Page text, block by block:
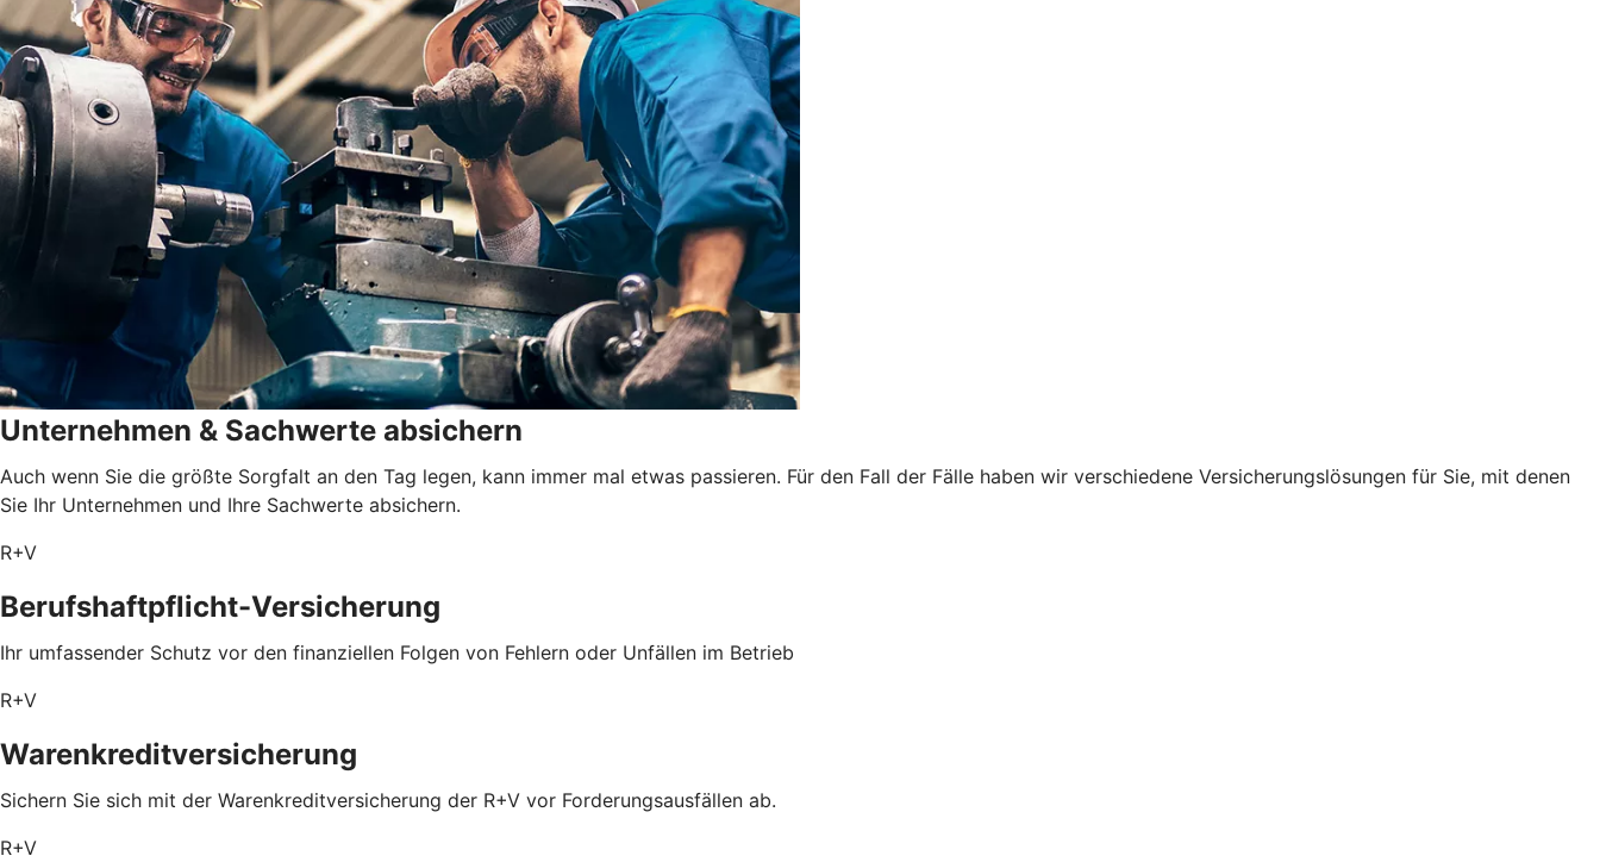
Unternehmen & Sachwerte absichern
Auch wenn Sie die größte Sorgfalt an den Tag legen, kann immer mal etwas passieren. Für den Fall der Fälle haben wir verschiedene Versicherungslösungen für Sie, mit denen
Sie Ihr Unternehmen und Ihre Sachwerte absichern.
R+V
Berufshaftpflicht-Versicherung
Ihr umfassender Schutz vor den finanziellen Folgen von Fehlern oder Unfällen im Betrieb
R+V
Warenkreditversicherung
Sichern Sie sich mit der Warenkreditversicherung der R+V vor Forderungsausfällen ab.
R+V